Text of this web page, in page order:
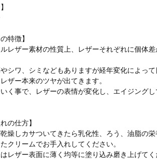
特徴】
レザー素材の性質上、レザーそれぞれに個体差
シワ、シミなどもありますが経年変化によって
ザー本来のツヤが出てきます。
く事で、レザーの表情が変化し、エイジングし
の仕方】
燥しカサついてきたら乳化性、ろう、油脂の栄
クリームでお手入れしてください。
レザー表面に薄く均等に塗り込み磨き上げてく